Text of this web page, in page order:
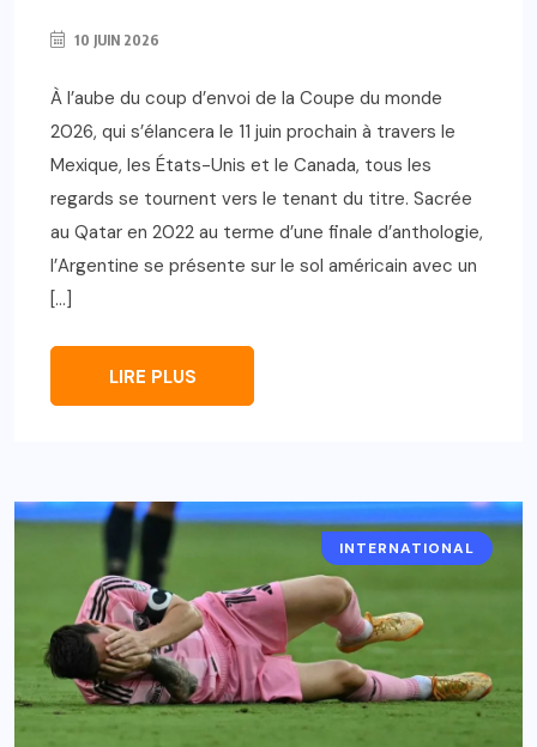
10 JUIN 2026
À l’aube du coup d’envoi de la Coupe du monde
2026, qui s’élancera le 11 juin prochain à travers le
Mexique, les États-Unis et le Canada, tous les
regards se tournent vers le tenant du titre. Sacrée
au Qatar en 2022 au terme d’une finale d’anthologie,
l’Argentine se présente sur le sol américain avec un
[…]
LIRE PLUS
INTERNATIONAL